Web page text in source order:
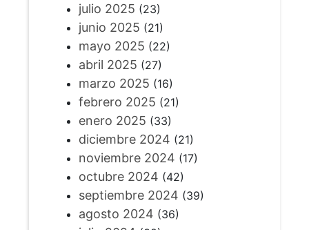
julio 2025 (23)
junio 2025 (21)
mayo 2025 (22)
abril 2025 (27)
marzo 2025 (16)
febrero 2025 (21)
enero 2025 (33)
diciembre 2024 (21)
noviembre 2024 (17)
octubre 2024 (42)
septiembre 2024 (39)
agosto 2024 (36)